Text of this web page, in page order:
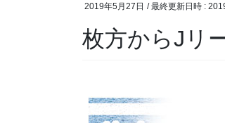
2019年5月27日 / 最終更新日時 :
枚方からJリ